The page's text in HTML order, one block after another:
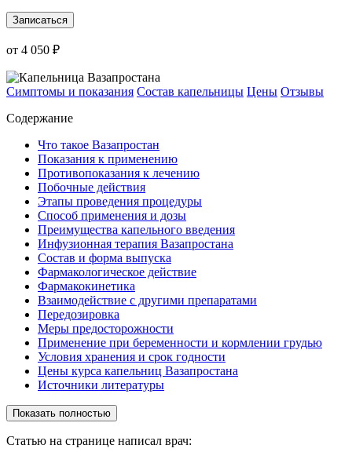
Записаться
от 4 050 ₽
Симптомы и показания Состав капельницы Цены Отзывы
Содержание
Что такое Вазапростан
Показания к применению
Противопоказания к лечению
Побочные действия
Этапы проведения процедуры
Способ применения и дозы
Преимущества капельного введения
Инфузионная терапия Вазапростана
Состав и форма выпуска
Фармакологическое действие
Фармакокинетика
Взаимодействие с другими препаратами
Передозировка
Меры предосторожности
Применение при беременности и кормлении грудью
Условия хранения и срок годности
Цены курса капельниц Вазапростана
Источники литературы
Показать полностью
Статью на странице написал врач: